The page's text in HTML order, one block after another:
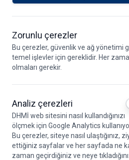
Zorunlu çerezler
Bu çerezler, güvenlik ve ağ yönetimi
temel işlevler için gereklidir. Her
olmaları gerekir.
Analiz çerezleri
DHMİ web sitesini nasıl kullandığınızı
ölçmek için Google Analytics
Bu çerezler, siteye nasıl ulaştığınız,
ettiğiniz sayfalar ve her sayfada ne
zaman geçirdiğiniz ve neye
A
DHMİ İLE ÇASGEM
“İŞ SAĞLIĞI VE
ARAŞTIRMA VE İŞBİRLİĞİ
İMZALANDI
Devlet Hava